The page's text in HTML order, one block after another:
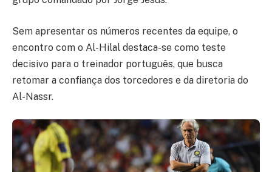
Sem apresentar os números recentes da equipe, o
encontro com o Al-Hilal destaca-se como teste
decisivo para o treinador português, que busca
retomar a confiança dos torcedores e da diretoria do
Al-Nassr.